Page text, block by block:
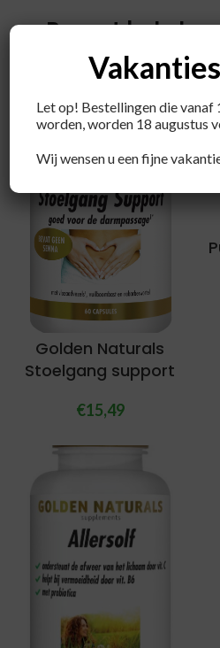
Recent
Golden Naturals
Stoelgang support
€15,49
Let op! Bestellingen die vanaf
worden, worden 18 augustus
Wij wensen u een fijne